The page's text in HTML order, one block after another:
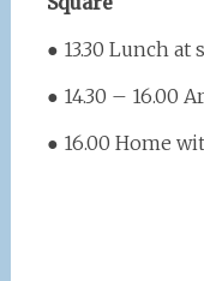
● 13.30 Lunch
● 14.30 – 16.00
● 16.00 Home